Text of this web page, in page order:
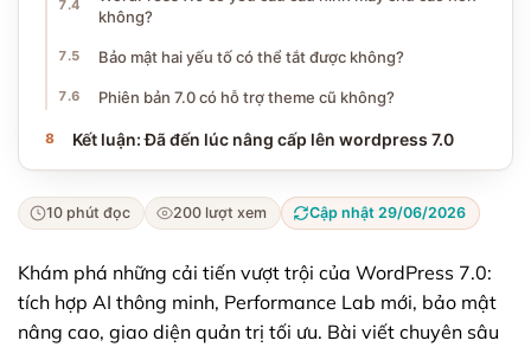
không?
Bảo mật hai yếu tố có thể tắt được không?
Phiên bản 7.0 có hỗ trợ theme cũ không?
Kết luận: Đã đến lúc nâng cấp lên wordpress 7.0
10 phút đọc 200 lượt xem Cập nhật 29/06/2026
Khám phá những cải tiến vượt trội của WordPress 7.0:
tích hợp AI thông minh, Performance Lab mới, bảo mật
nâng cao, giao diện quản trị tối ưu. Bài viết chuyên sâu